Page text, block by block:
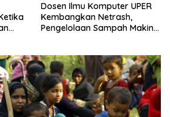
Dosen Ilmu Komputer UPER
Kembangkan Netrash,
Pengelolaan Sampah Makin